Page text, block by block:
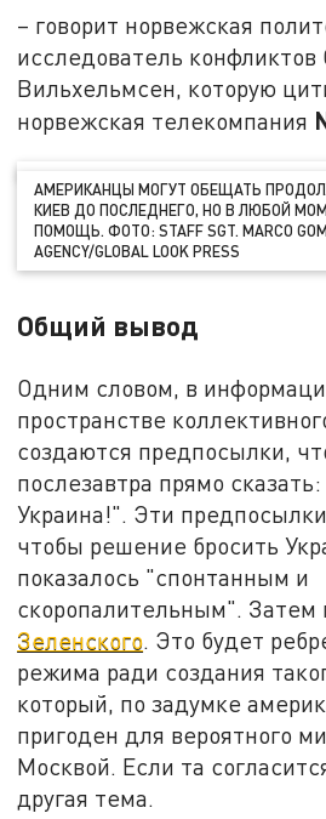
– говорит норвежская
исследователь конфликтов
Вильхельмсен, которую
норвежская телекомпания
АМЕРИКАНЦЫ МОГУТ ОБЕЩАТЬ
КИЕВ ДО ПОСЛЕДНЕГО, НО В ЛЮБОЙ
ПОМОЩЬ. ФОТО: STAFF SGT. MARCO
AGENCY/GLOBAL LOOK PRESS
Общий вывод
Одним словом, в
пространстве
создаются предпосылки,
послезавтра прямо
Украина!". Эти
чтобы решение бросить
показалось "спонтанным и
скоропалительным". Затем
Зеленского. Это будет
режима ради создания
который, по задумке
пригоден для вероятного
Москвой. Если та
другая тема.